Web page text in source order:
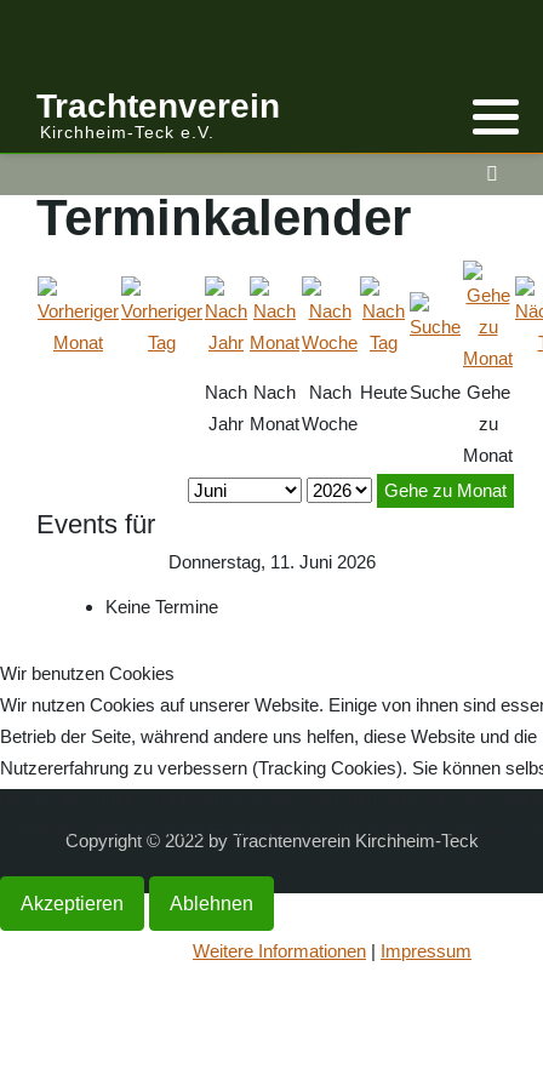
Trachtenverein
Kirchheim-Teck e.V.
Terminkalender
Nach
Jahr
Nach
Monat
Nach
Woche
HeuteSuche Gehe
zu
Monat
Gehe zu Monat
Events für
Donnerstag, 11. Juni 2026
Keine Termine
Copyright © 2022 by Trachtenverein Kirchheim-Teck
Wir benutzen Cookies
Wir nutzen Cookies auf unserer Website. Einige von ihnen sind
Betrieb der Seite, während andere uns helfen, diese Website und die
Nutzererfahrung zu verbessern (Tracking Cookies). Sie können
womöglich nicht mehr alle Funktionalitäten der Seite zur Verfügung
Akzeptieren Ablehnen
Weitere Informationen | Impressum